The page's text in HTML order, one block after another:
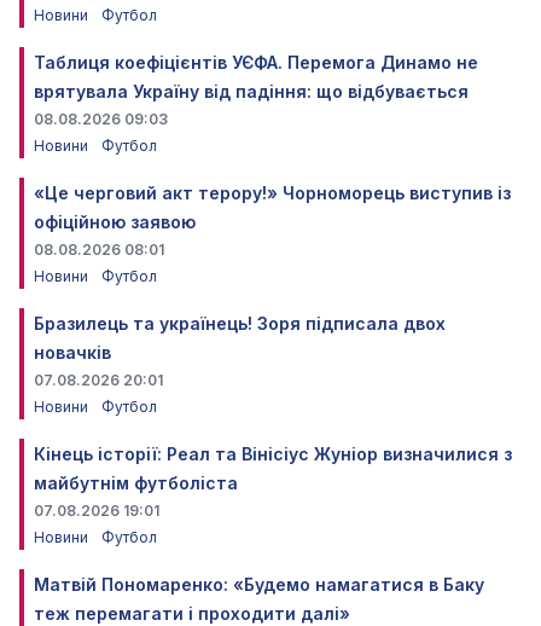
Новини
Футбол
Таблиця коефіцієнтів УЄФА. Перемога Динамо не
врятувала Україну від падіння: що відбувається
08.08.2026 09:03
Новини
Футбол
«Це черговий акт терору!» Чорноморець виступив із
офіційною заявою
08.08.2026 08:01
Новини
Футбол
Бразилець та українець! Зоря підписала двох
новачків
07.08.2026 20:01
Новини
Футбол
Кінець історії: Реал та Вінісіус Жуніор визначилися з
майбутнім футболіста
07.08.2026 19:01
Новини
Футбол
Матвій Пономаренко: «Будемо намагатися в Баку
теж перемагати і проходити далі»